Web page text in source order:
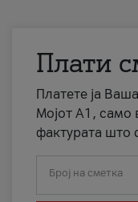
Плати
Платете ја
Мојот А1, само
фактурата што
Број на сметка